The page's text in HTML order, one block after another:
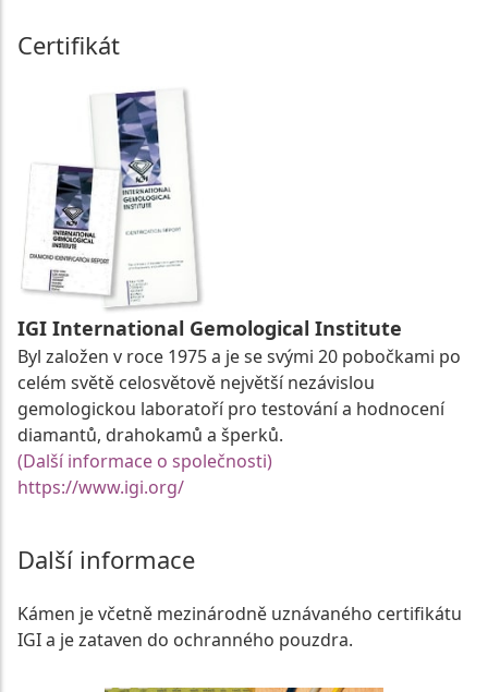
Certifikát
IGI International Gemological Institute
Byl založen v roce 1975 a je se svými 20 pobočkami po
celém světě celosvětově největší nezávislou
gemologickou laboratoří pro testování a hodnocení
diamantů, drahokamů a šperků.
(Další informace o společnosti)
https://www.igi.org/
Další informace
Kámen je včetně mezinárodně uznávaného certifikátu
IGI a je zataven do ochranného pouzdra.